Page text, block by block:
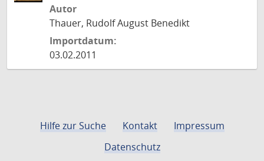
Autor
Thauer, Rudolf August Benedikt
Importdatum:
03.02.2011
Hilfe zur Suche Kontakt
Impressum
Datenschutz